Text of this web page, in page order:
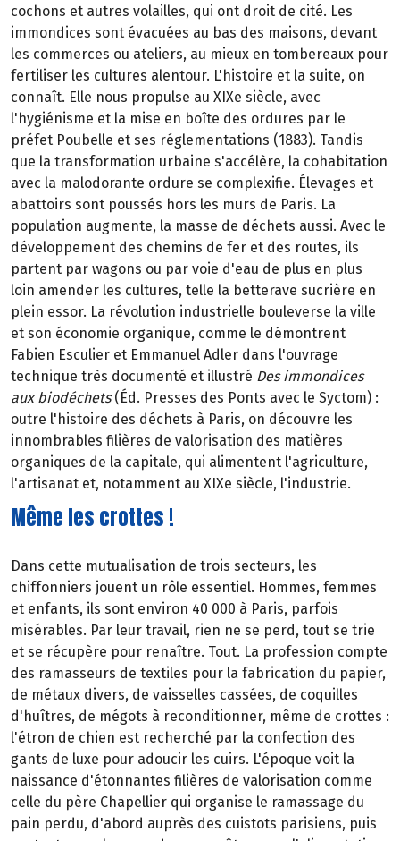
cochons et autres volailles, qui ont droit de cité. Les
immondices sont évacuées au bas des maisons, devant
les commerces ou ateliers, au mieux en tombereaux pour
fertiliser les cultures alentour. L'histoire et la suite, on
connaît. Elle nous propulse au XIXe siècle, avec
l'hygiénisme et la mise en boîte des ordures par le
préfet Poubelle et ses réglementations (1883). Tandis
que la transformation urbaine s'accélère, la cohabitation
avec la malodorante ordure se complexifie. Élevages et
abattoirs sont poussés hors les murs de Paris. La
population augmente, la masse de déchets aussi. Avec le
développement des chemins de fer et des routes, ils
partent par wagons ou par voie d'eau de plus en plus
loin amender les cultures, telle la betterave sucrière en
plein essor. La révolution industrielle bouleverse la ville
et son économie organique, comme le démontrent
Fabien Esculier et Emmanuel Adler dans l'ouvrage
technique très documenté et illustré Des immondices
aux biodéchets(Éd. Presses des Ponts avec le Syctom) :
outre l'histoire des déchets à Paris, on découvre les
innombrables filières de valorisation des matières
organiques de la capitale, qui alimentent l'agriculture,
l'artisanat et, notamment au XIXe siècle, l'industrie.
Même les crottes !
Dans cette mutualisation de trois secteurs, les
chiffonniers jouent un rôle essentiel. Hommes, femmes
et enfants, ils sont environ 40 000 à Paris, parfois
misérables. Par leur travail, rien ne se perd, tout se trie
et se récupère pour renaître. Tout. La profession compte
des ramasseurs de textiles pour la fabrication du papier,
de métaux divers, de vaisselles cassées, de coquilles
d'huîtres, de mégots à reconditionner, même de crottes :
l'étron de chien est recherché par la confection des
gants de luxe pour adoucir les cuirs. L'époque voit la
naissance d'étonnantes filières de valorisation comme
celle du père Chapellier qui organise le ramassage du
pain perdu, d'abord auprès des cuistots parisiens, puis